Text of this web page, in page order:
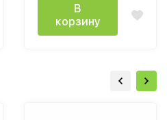
В
корзину